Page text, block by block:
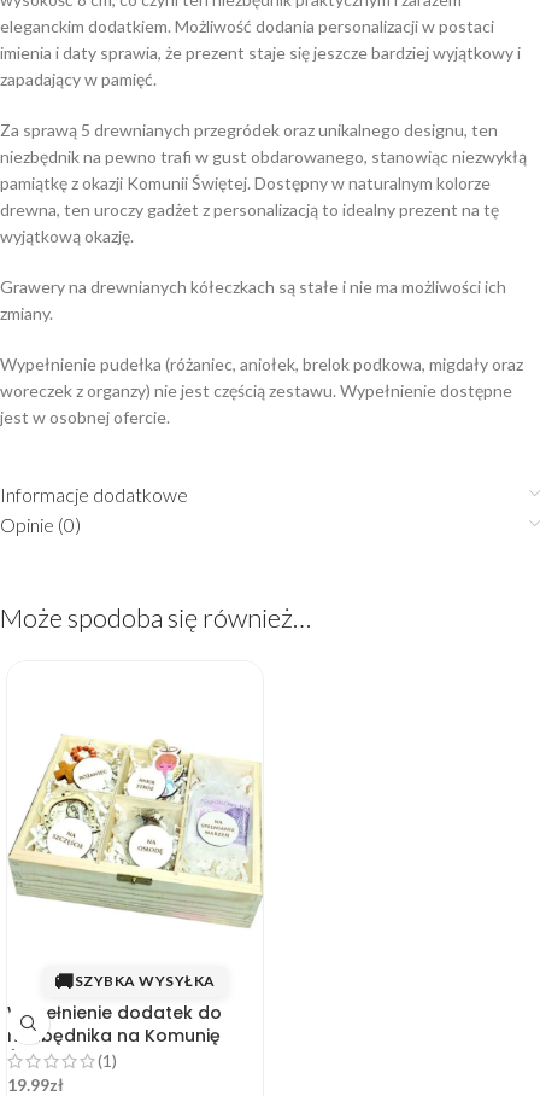
eleganckim dodatkiem. Możliwość dodania personalizacji w postaci
imienia i daty sprawia, że prezent staje się jeszcze bardziej wyjątkowy i
zapadający w pamięć.
Za sprawą 5 drewnianych przegródek oraz unikalnego designu, ten
niezbędnik na pewno trafi w gust obdarowanego, stanowiąc niezwykłą
pamiątkę z okazji Komunii Świętej. Dostępny w naturalnym kolorze
drewna, ten uroczy gadżet z personalizacją to idealny prezent na tę
wyjątkową okazję.
Grawery na drewnianych kółeczkach są stałe i nie ma możliwości ich
zmiany.
Wypełnienie pudełka (różaniec, aniołek, brelok podkowa, migdały oraz
woreczek z organzy) nie jest częścią zestawu. Wypełnienie dostępne
jest w osobnej ofercie.
Informacje dodatkowe
Opinie (0)
Może spodoba się również…
🚚SZYBKA WYSYŁKA
Wypełnienie dodatek do
niezbędnika na Komunię
Świętą
(1)
19.99zł